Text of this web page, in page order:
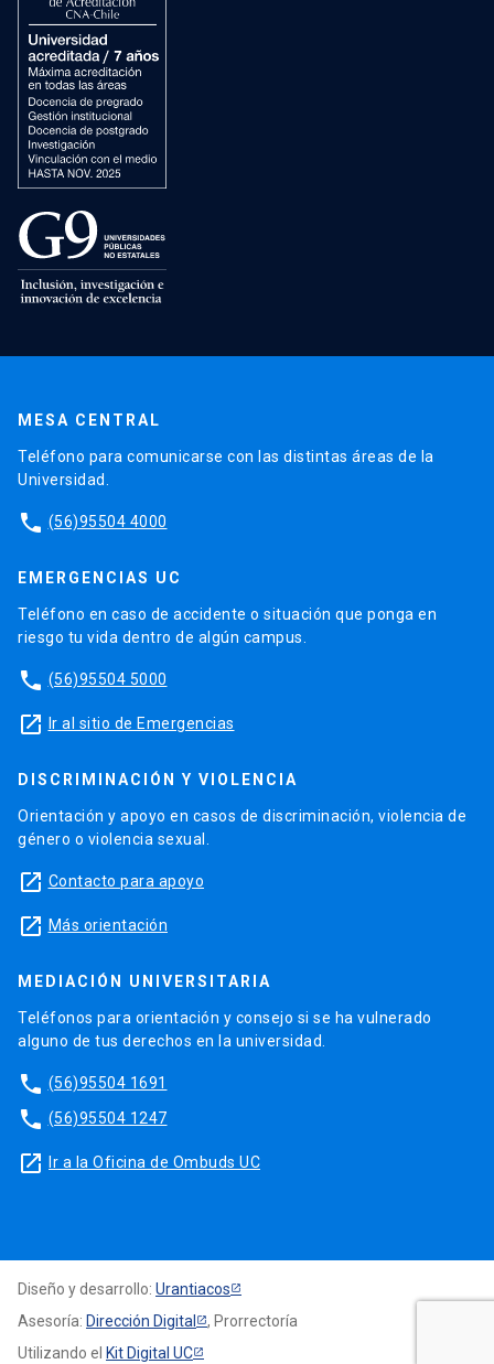
MESA CENTRAL
Teléfono para comunicarse con las distintas áreas de la
Universidad.
phone (56)95504 4000
EMERGENCIAS UC
Teléfono en caso de accidente o situación que ponga en
riesgo tu vida dentro de algún campus.
phone (56)95504 5000
launch Ir al sitio de Emergencias
DISCRIMINACIÓN Y VIOLENCIA
Orientación y apoyo en casos de discriminación, violencia de
género o violencia sexual.
launch Contacto para apoyo
launch Más orientación
MEDIACIÓN UNIVERSITARIA
Teléfonos para orientación y consejo si se ha vulnerado
alguno de tus derechos en la universidad.
phone (56)95504 1691
phone (56)95504 1247
launch Ir a la Oficina de Ombuds UC
Diseño y desarrollo: Urantiacos
Asesoría: Dirección Digital
, Prorrectoría
Utilizando el Kit Digital UC